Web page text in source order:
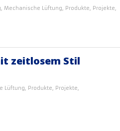
, Mechanische Lüftung, Produkte, Projekte,
zeitlosem Stil
Lüftung, Produkte, Projekte,